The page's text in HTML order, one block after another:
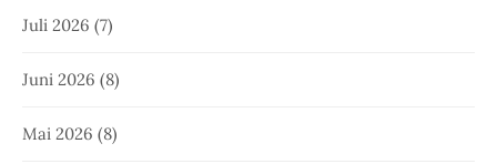
Juli 2026 (7)
Juni 2026 (8)
Mai 2026 (8)